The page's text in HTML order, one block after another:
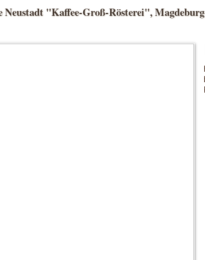
Neustadt "Kaffee-Groß-Rösterei",